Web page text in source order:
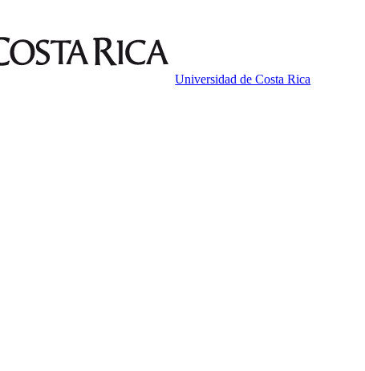
Universidad de Costa Rica